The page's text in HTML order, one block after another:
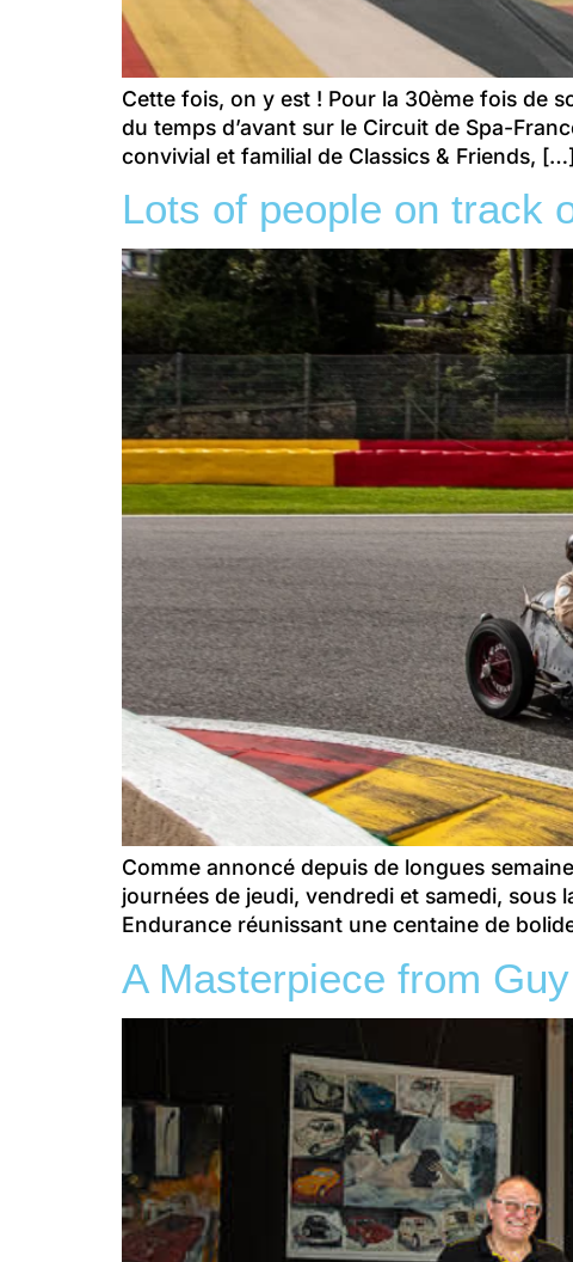
Cette fois, on y est ! Pour la 30ème fois de
du temps d’avant sur le Circuit de Spa-
convivial et familial de Classics & Friends, […]
Lots of people on track
Comme annoncé depuis de longues
journées de jeudi, vendredi et samedi, sous
Endurance réunissant une centaine de
A Masterpiece from